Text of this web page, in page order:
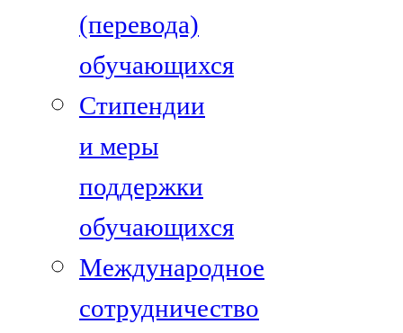
(перевода)
обучающихся
Стипендии
и меры
поддержки
обучающихся
Международное
сотрудничество